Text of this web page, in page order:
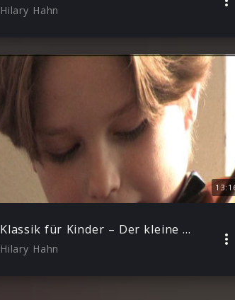
Hilary Hahn
Klassik für Kinder – Der kleine Hörsaal
Hilary Hahn